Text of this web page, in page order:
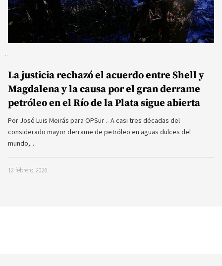
La justicia rechazó el acuerdo entre Shell y
Magdalena y la causa por el gran derrame
petróleo en el Río de la Plata sigue abierta
Por José Luis Meirás para OPSur .- A casi tres décadas del
considerado mayor derrame de petróleo en aguas dulces del
mundo,…
12 febrero, 2026